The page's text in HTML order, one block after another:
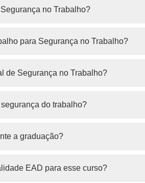
no Trabalho?
para Segurança no Trabalho?
de Segurança no Trabalho?
do trabalho?
a graduação?
EAD para esse curso?